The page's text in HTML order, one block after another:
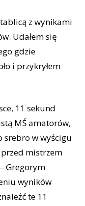
tablicą z wynikami
Udałem się
gdzie
i przykryłem
11 sekund
MŚ amatorów,
srebro w wyścigu
mistrzem
Gregorym
wyników
te 11